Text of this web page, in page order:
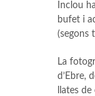
Inclou
bufet i
(segons
La
d’Ebre,
llates